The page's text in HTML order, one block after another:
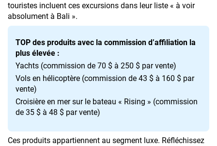
touristes incluent ces excursions dans leur liste « à voir
absolument à Bali ».
TOP des produits avec la commission d’affiliation la
plus élevée :
Yachts (commission de 70 $ à 250 $ par vente)
Vols en hélicoptère (commission de 43 $ à 160 $ par
vente)
Croisière en mer sur le bateau « Rising » (commission
de 35 $ à 48 $ par vente)
Ces produits appartiennent au segment luxe. Réfléchissez